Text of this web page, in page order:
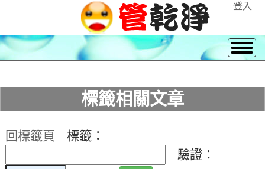
登入
標籤相關文章
回標籤頁
標籤：
驗證：